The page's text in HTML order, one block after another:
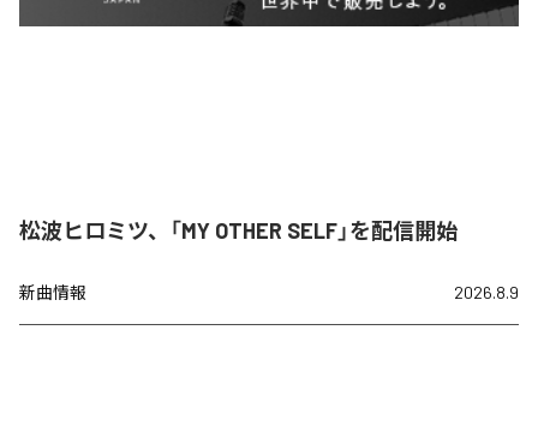
松波ヒロミツ、「MY OTHER SELF」を配信開始
新曲情報 2026.8.9